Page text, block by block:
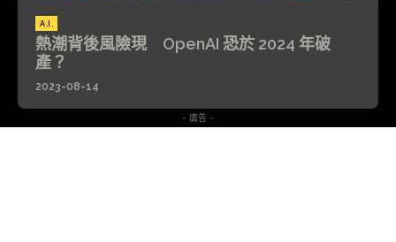
A.I.
熱潮背後風險現 OpenAI 恐於 2024 年破
產？
2023-08-14
- 廣告 -